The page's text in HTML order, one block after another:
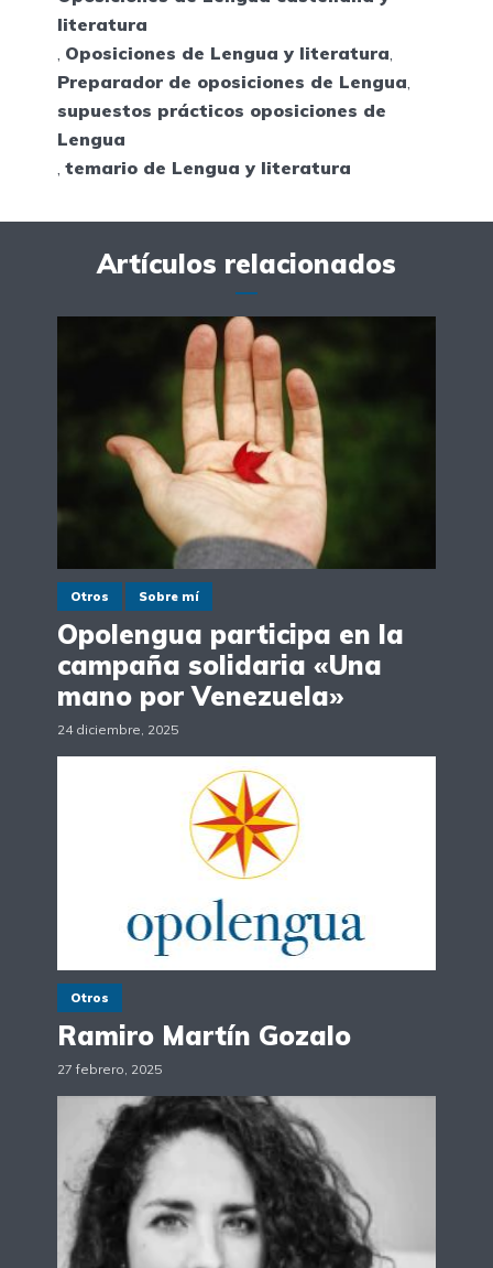
literatura
, Oposiciones de Lengua y literatura,
Preparador de oposiciones de Lengua,
supuestos prácticos oposiciones de
Lengua
, temario de Lengua y literatura
Artículos relacionados
Otros Sobre mí
Opolengua participa en la
campaña solidaria «Una
mano por Venezuela»
24 diciembre, 2025
Otros
Ramiro Martín Gozalo
27 febrero, 2025